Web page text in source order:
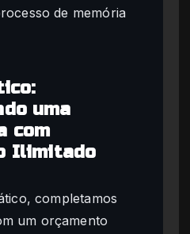
de memória
uma
com
Ilimitado
completamos
um orçamento